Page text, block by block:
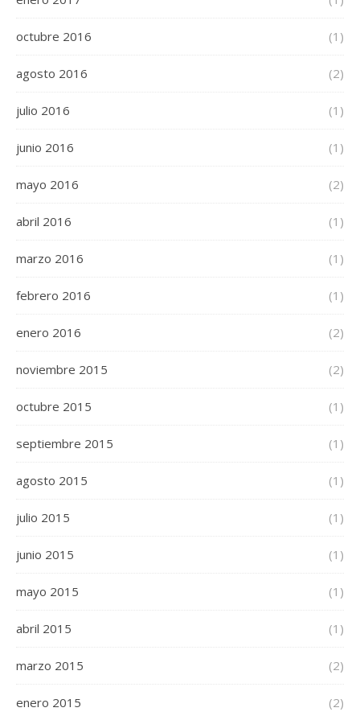
octubre 2016 (1)
agosto 2016 (2)
julio 2016 (1)
junio 2016 (1)
mayo 2016 (2)
abril 2016 (1)
marzo 2016 (1)
febrero 2016 (1)
enero 2016 (2)
noviembre 2015 (2)
octubre 2015 (1)
septiembre 2015 (1)
agosto 2015 (1)
julio 2015 (1)
junio 2015 (1)
mayo 2015 (1)
abril 2015 (1)
marzo 2015 (2)
enero 2015 (2)